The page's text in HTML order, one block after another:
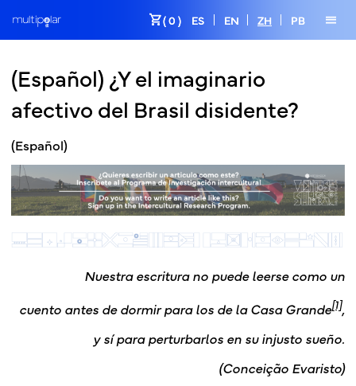
shopping_cart( 0 ) ES EN ZH PB menu
(Español) ¿Y el imaginario
afectivo del Brasil disidente?
(Español)
Nuestra escritura no puede leerse como un
cuento antes de dormir para los de la Casa Grande[1],
y sí para perturbarlos en su injusto sueño.
(Conceição Evaristo)